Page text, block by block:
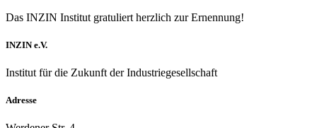
Das INZIN Institut gratuliert herzlich zur Ernennung!
INZIN e.V.
Institut für die Zukunft der Industriegesellschaft
Adresse